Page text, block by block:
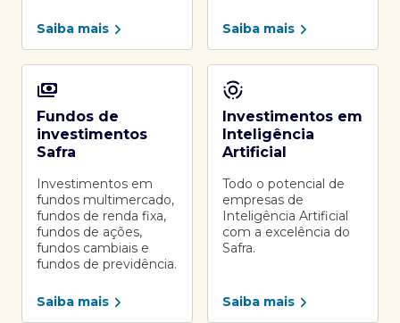
Saiba mais Saiba mais
Fundos de
investimentos
Safra
Investimentos em
fundos multimercado,
fundos de renda fixa,
fundos de ações,
fundos cambiais e
fundos de previdência.
Saiba mais
Investimentos em
Inteligência
Artificial
Todo o potencial de
empresas de
Inteligência Artificial
com a excelência do
Safra.
Saiba mais